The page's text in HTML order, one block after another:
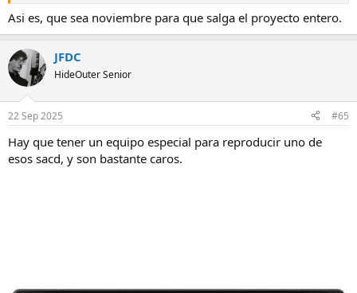
Asi es, que sea noviembre para que salga el proyecto entero.
JFDC
HideOuter Senior
22 Sep 2025 #65
Hay que tener un equipo especial para reproducir uno de
esos sacd, y son bastante caros.